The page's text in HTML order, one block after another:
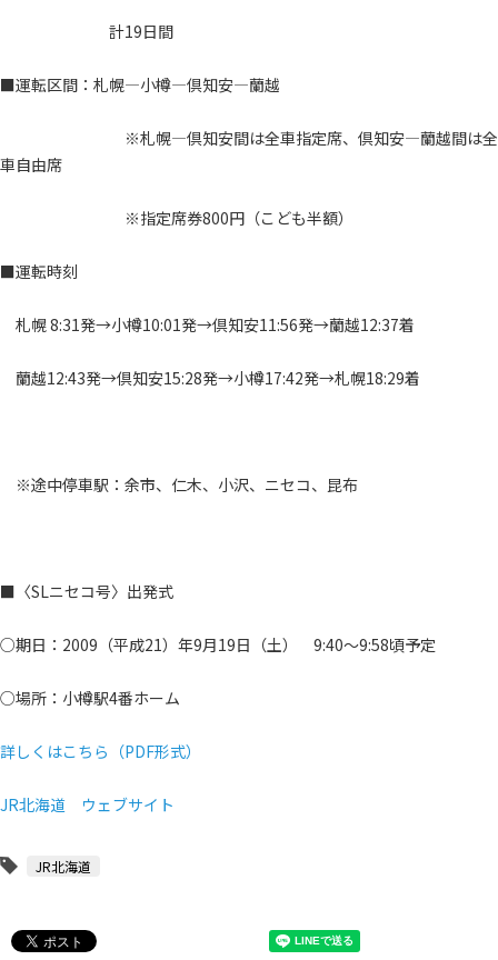
計19日間
■運転区間：札幌―小樽―倶知安―蘭越
※札幌―倶知安間は全車指定席、倶知安―蘭越間は全
車自由席
※指定席券800円（こども半額）
■運転時刻
札幌 8:31発→小樽10:01発→倶知安11:56発→蘭越12:37着
蘭越12:43発→倶知安15:28発→小樽17:42発→札幌18:29着
※途中停車駅：余市、仁木、小沢、ニセコ、昆布
■〈SLニセコ号〉出発式
○期日：2009（平成21）年9月19日（土） 9:40～9:58頃予定
○場所：小樽駅4番ホーム
詳しくはこちら（PDF形式）
JR北海道 ウェブサイト
JR北海道